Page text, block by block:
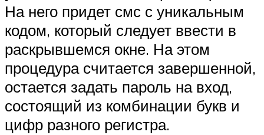
На него придет смс с уникальным
кодом, который следует ввести в
раскрывшемся окне. На этом
процедура считается завершенной,
остается задать пароль на вход,
состоящий из комбинации букв и
цифр разного регистра.